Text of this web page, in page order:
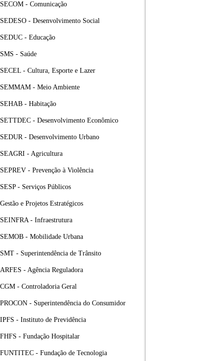
SECOM - Comunicação
SEDESO - Desenvolvimento Social
SEDUC - Educação
SMS - Saúde
SECEL - Cultura, Esporte e Lazer
SEMMAM - Meio Ambiente
SEHAB - Habitação
SETTDEC - Desenvolvimento Econômico
SEDUR - Desenvolvimento Urbano
SEAGRI - Agricultura
SEPREV - Prevenção à Violência
SESP - Serviços Públicos
Gestão e Projetos Estratégicos
SEINFRA - Infraestrutura
SEMOB - Mobilidade Urbana
SMT - Superintendência de Trânsito
ARFES - Agência Reguladora
CGM - Controladoria Geral
PROCON - Superintendência do Consumidor
IPFS - Instituto de Previdência
FHFS - Fundação Hospitalar
FUNTITEC - Fundação de Tecnologia